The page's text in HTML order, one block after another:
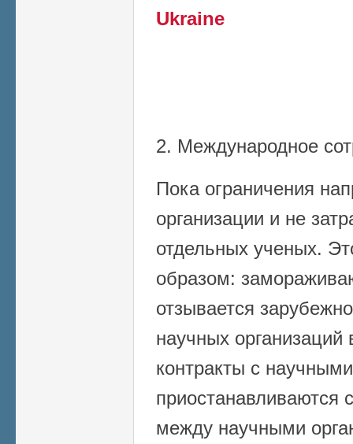
Ukraine
2. Международное
Пока ограничения
организации и не
отдельных ученых.
образом:
отзывается
научных
контракты с
приостанавливаются
между научными